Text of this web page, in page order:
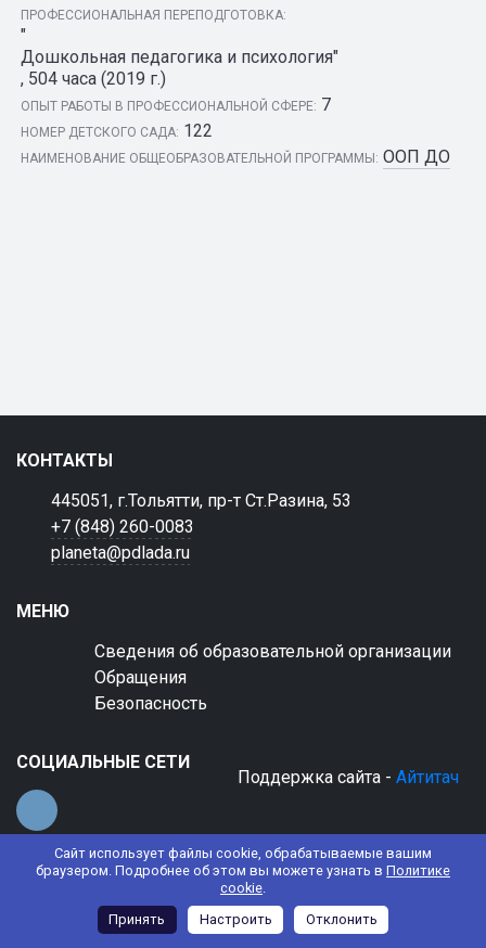
Сайт использует файлы cookie, обрабатываемые вашим
браузером. Подробнее об этом вы можете узнать в Политике
cookie.
Принять
Настроить Отклонить
ПРОФЕССИОНАЛЬНАЯ ПЕРЕПОДГОТОВКА:
"
Дошкольная педагогика и психология"
, 504 часа (2019 г.)
ОПЫТ РАБОТЫ В ПРОФЕССИОНАЛЬНОЙ СФЕРЕ: 7
НОМЕР ДЕТСКОГО САДА: 122
НАИМЕНОВАНИЕ ОБЩЕОБРАЗОВАТЕЛЬНОЙ ПРОГРАММЫ: ООП ДО
КОНТАКТЫ
445051, г.Тольятти, пр-т Ст.Разина, 53
+7 (848) 260-0083
planeta@pdlada.ru
МЕНЮ
Сведения об образовательной организации
Обращения
Безопасность
СОЦИАЛЬНЫЕ СЕТИ
Поддержка сайта - Айтитач
© 2022 АНО ДО "Планета детства "Лада"